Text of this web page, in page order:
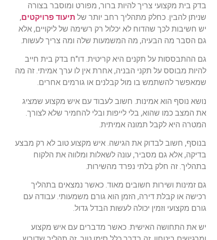
בדק בית מקצועי צריך להיות ברור, מפורט ומוסבר בצורה
שניתן להבין. כחלק מתהליך רחב יותר שלתיעוד פרויקטים,
יש חשיבות לכך שהדוח לא יכלול רק רשימה של ליקויים, אלא
גם הסבר מה הבעיה, מה המשמעות שלה ומה צריך לעשות.
גם ההתבססות על תקנים היא קריטית. דו"ח בדק בית חייב
להיות מבוסס על תקני הבניה, אחרת אין לו ערך אמיתי. זה מה
שמאפשר להשתמש בו מול קבלנים או גורמים אחרים.
נושא נוסף הוא אמינות. חשוב לעבוד עם איש מקצוע שמציג
את המצב כמו שהוא, בלי לייפות ובלי להחמיר שלא לצורך.
המטרה היא לקבל תמונה אמיתית.
בנוסף, חשוב לבדוק את הגישה. איש מקצוע טוב לא רק מבצע
בדיקה, אלא גם מסביר, עונה לשאלות ומלווה את הלקוח
בתהליך. זה חלק בלתי נפרד מהשירות.
גם זמינות ושירות חשובים מאוד. כאשר נמצאים בתהליך
רכישה או קבלת דירה, הזמן הוא גורם משמעותי. עבודה עם
גורם מקצועי וזמין יכולה לעשות הבדל גדול.
יש את התחושה האישית. כאשר מדברים עם איש מקצוע